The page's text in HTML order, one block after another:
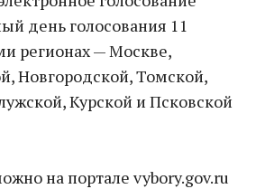
день голосования 11
регионах — Москве,
Новгородской, Томской,
Курской и Псковской
на портале vybory.gov.ru